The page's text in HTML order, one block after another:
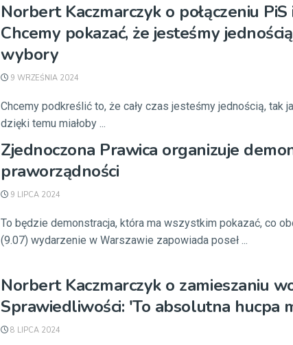
Norbert Kaczmarczyk o połączeniu
Chcemy pokazać, że jesteśmy
wybory
9 WRZEŚNIA 2024
Chcemy podkreślić to, że cały czas jesteśmy jednością, tak
dzięki temu miałoby ...
Zjednoczona Prawica organizuje
praworządności
9 LIPCA 2024
To będzie demonstracja, która ma wszystkim pokazać, co
(9.07) wydarzenie w Warszawie zapowiada poseł ...
Norbert Kaczmarczyk o zamieszaniu
Sprawiedliwości: 'To absolutna hucpa
8 LIPCA 2024